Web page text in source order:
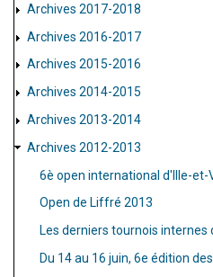
Archives 2017-2018
Archives 2016-2017
Archives 2015-2016
Archives 2014-2015
Archives 2013-2014
Archives 2012-2013
6è open international d'Ille-et-
Open de Liffré 2013
Les derniers tournois internes
Du 14 au 16 juin, 6e édition